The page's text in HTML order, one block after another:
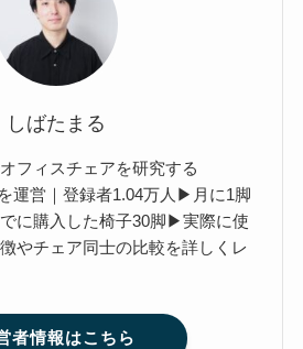
しばたまる
フィスチェアを研究する
運営｜登録者1.04万人▶月に1脚
に購入した椅子30脚▶実際に使
やチェア同士の比較を詳しくレ
者情報はこちら